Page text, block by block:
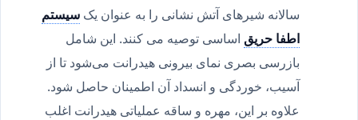
سالانه شیرهای آتش نشانی را به عنوان یک سیستم
اطفا حریقاساسی توصیه می کنند. این شامل
بازرسی بصری نمای بیرونی هیدرانت می‌شود تا از
آسیب، خوردگی و انسداد آن اطمینان حاصل شود.
علاوه بر این، مهره و ساقه عملیاتی هیدرانت اغلب